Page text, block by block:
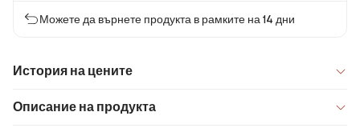
Можете да върнете продукта в рамките на 14 дни
История на цените
Описание на продукта